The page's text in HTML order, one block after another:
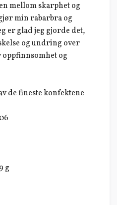
mellom skarphet og
min rabarbra og
er glad jeg gjorde det,
og undring over
og
de fineste konfektene
g